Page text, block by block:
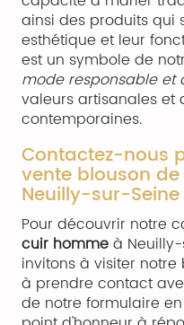
ainsi des produits qui
esthétique et leur
est un symbole de
mode responsable et
valeurs artisanales et
contemporaines.
Contactez-nous
vente blouson
Neuilly-sur-Seine
Pour découvrir notre
cuir hommeà Neuilly-
invitons à visiter notre
à prendre contact
de notre formulaire